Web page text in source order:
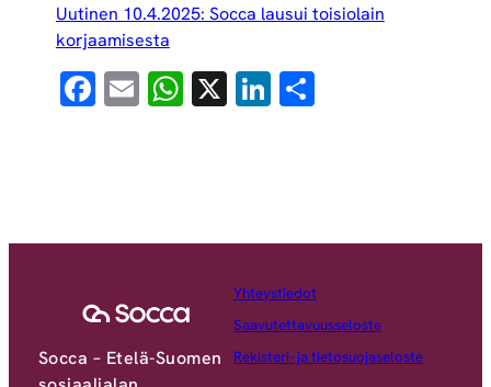
Uutinen 10.4.2025: Socca lausui toisiolain
korjaamisesta
Facebook
EmailWhatsApp
X LinkedIn
Share
Socca – Etelä-Suomen
Yhteystiedot
Saavutettavuusseloste
Rekisteri- ja tietosuojaseloste